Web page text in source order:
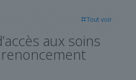
Tout voir
aux soins